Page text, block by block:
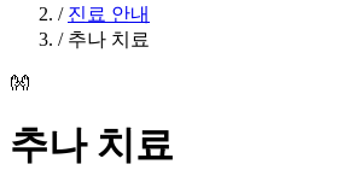
/ 진료 안내
/ 추나 치료
👐
추나 치료